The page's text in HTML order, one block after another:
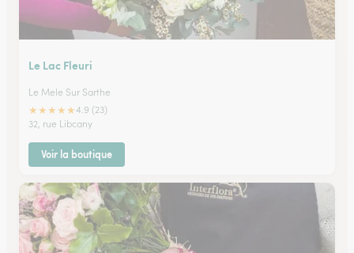
Le Lac Fleuri
Le Mele Sur Sarthe
★★★★★4.9 (23)
32, rue Libcany
Voir la boutique